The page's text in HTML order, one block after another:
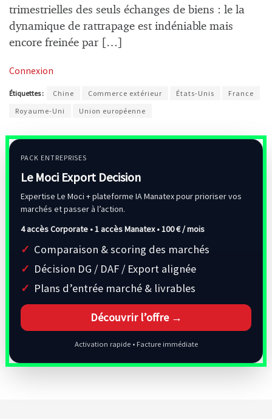
trimestrielles des seuls échanges de biens : le la
dynamique de rattrapage est indéniable mais
encore freinée par […]
Connexion
Étiquettes : Chine Commerce extérieur États-Unis
France
Royaume-Uni
Union européenne
PACK ENTREPRISES
Le Moci Export Decision
Expertise Le Moci + plateforme IA Manatex pour prioriser vos
marchés et passer à l’action.
4 accès Corporate • 1 accès Manatex •100 € / mois
Comparaison & scoring des marchés
Décision DG / DAF / Export alignée
Plans d’entrée marché & livrables
Découvrir l’offre →
Activation rapide • Facture immédiate